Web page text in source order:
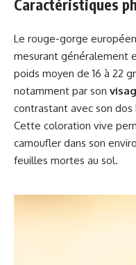
Caractéristiques
Le rouge-gorge
mesurant généralement
poids moyen de 16 à 22
notamment par son
contrastant avec son
Cette coloration vive
camoufler dans son
feuilles mortes au sol.